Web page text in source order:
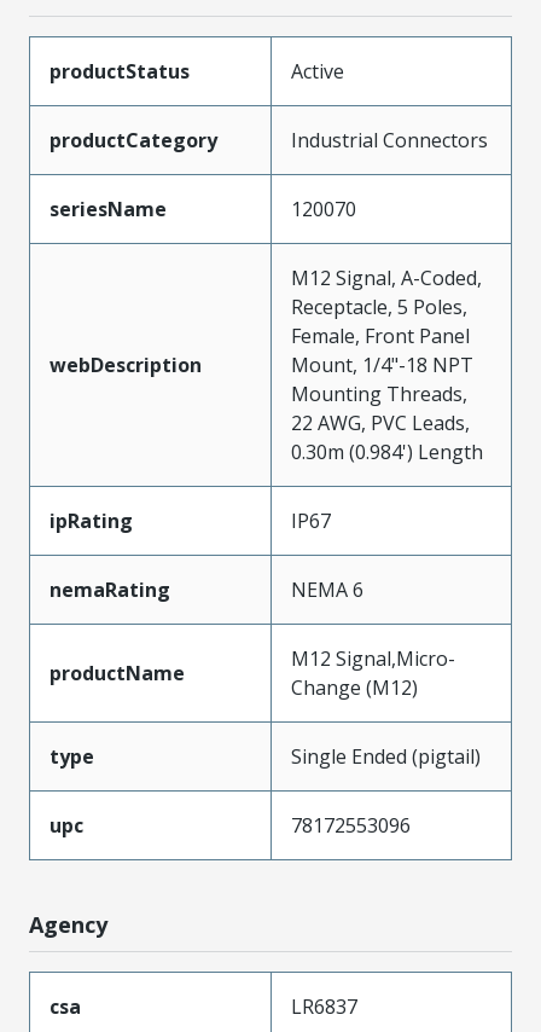
productStatus Active
productCategory Industrial Connectors
seriesName 120070
webDescription
M12 Signal, A-Coded,
Receptacle, 5 Poles,
Female, Front Panel
Mount, 1/4"-18 NPT
Mounting Threads,
22 AWG, PVC Leads,
0.30m (0.984') Length
ipRating IP67
nemaRating NEMA 6
productName
M12 Signal,Micro-
Change (M12)
type Single Ended (pigtail)
upc 78172553096
Agency
csa LR6837